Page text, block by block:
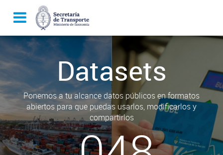
Datasets
Ponemos a tu alcance datos públicos en formatos
abiertos para que puedas usarlos, modificarlos y
compartirlos